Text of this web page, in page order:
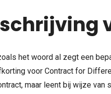
het woord al zegt een
voor Contract for
maar leent bij wijze van